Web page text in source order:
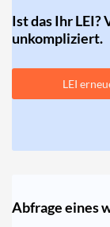
Ist das Ihr LEI?
unkompliziert.
LEI
Abfrage eines